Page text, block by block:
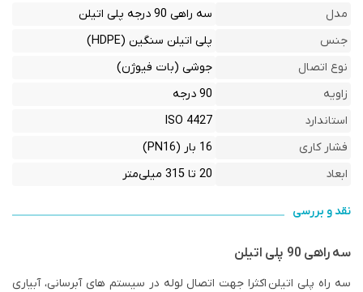
مدل
سه راهی 90 درجه پلی اتیلن
جنس
پلی اتیلن سنگین (HDPE)
نوع اتصال
جوشی (بات فیوژن)
زاویه
90 درجه
استاندارد
ISO 4427
فشار کاری
16 بار (PN16)
ابعاد
20 تا 315 میلی‌متر
نقد و بررسی
سه راهی 90 پلی اتیلن
سه راه پلی اتیلن اکثرا جهت اتصال لوله‌ در سیستم های آبرسانی، آبیاری